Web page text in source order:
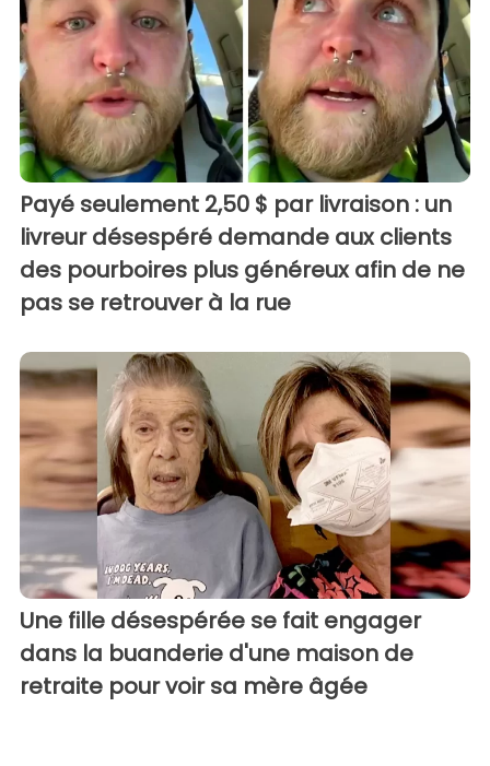
Payé seulement 2,50 $ par livraison : un
livreur désespéré demande aux clients
des pourboires plus généreux afin de ne
pas se retrouver à la rue
Une fille désespérée se fait engager
dans la buanderie d'une maison de
retraite pour voir sa mère âgée